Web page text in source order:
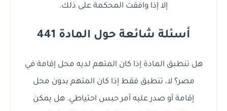
إلا إذا وافقت المحكمة على ذلك.
أسئلة شائعة حول المادة 441
هل تنطبق المادة إذا كان المتهم لديه محل إقامة في
مصر؟ لا، تنطبق فقط إذا كان المتهم بدون محل
إقامة أو صدر عليه أمر حبس احتياطي. هل يمكن